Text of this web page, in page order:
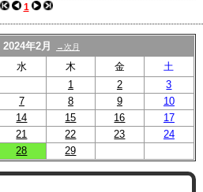
1
2024年2月 →次月
水 木 金
土
1
2
3
7 8 9
10
14 15 16
17
21 22 23
24
28 29